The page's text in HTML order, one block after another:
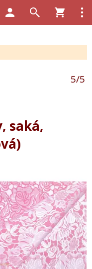
5/5
saká,